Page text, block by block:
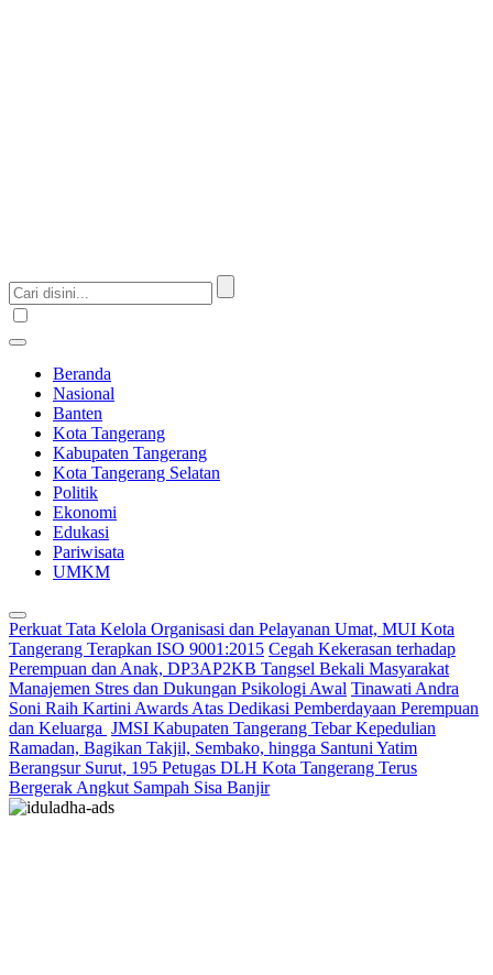
Beranda
Nasional
Banten
Kota Tangerang
Kabupaten Tangerang
Kota Tangerang Selatan
Politik
Ekonomi
Edukasi
Pariwisata
UMKM
Perkuat Tata Kelola Organisasi dan Pelayanan Umat, MUI Kota
Tangerang Terapkan ISO 9001:2015 Cegah Kekerasan terhadap
Perempuan dan Anak, DP3AP2KB Tangsel Bekali Masyarakat
Manajemen Stres dan Dukungan Psikologi Awal Tinawati Andra
Soni Raih Kartini Awards Atas Dedikasi Pemberdayaan Perempuan
dan Keluarga JMSI Kabupaten Tangerang Tebar Kepedulian
Ramadan, Bagikan Takjil, Sembako, hingga Santuni Yatim
Berangsur Surut, 195 Petugas DLH Kota Tangerang Terus
Bergerak Angkut Sampah Sisa Banjir